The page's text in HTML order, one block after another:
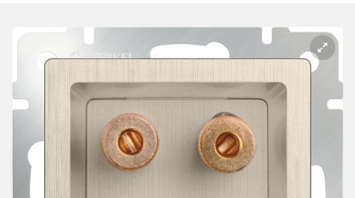
Розетки акустика
Светорегуляторы
Розетки Интернет